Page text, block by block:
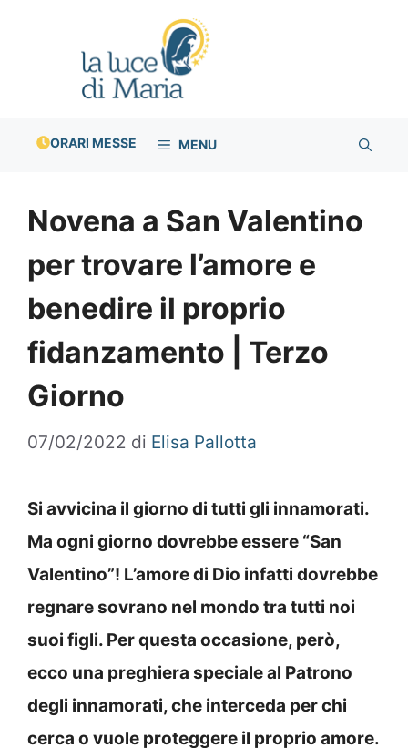
ORARI MESSE MENU
Novena a San Valentino
per trovare l’amore e
benedire il proprio
fidanzamento | Terzo
Giorno
07/02/2022 di Elisa Pallotta
Si avvicina il giorno di tutti gli innamorati.
Ma ogni giorno dovrebbe essere “San
Valentino”! L’amore di Dio infatti dovrebbe
regnare sovrano nel mondo tra tutti noi
suoi figli. Per questa occasione, però,
ecco una preghiera speciale al Patrono
degli innamorati, che interceda per chi
cerca o vuole proteggere il proprio amore.